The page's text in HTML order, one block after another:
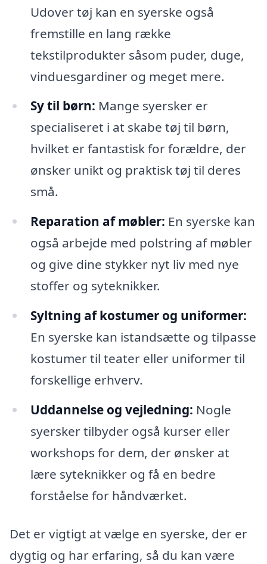
Udover tøj kan en syerske også
fremstille en lang række
tekstilprodukter såsom puder, duge,
vinduesgardiner og meget mere.
Sy til børn: Mange syersker er
specialiseret i at skabe tøj til børn,
hvilket er fantastisk for forældre, der
ønsker unikt og praktisk tøj til deres
små.
Reparation af møbler: En syerske kan
også arbejde med polstring af møbler
og give dine stykker nyt liv med nye
stoffer og syteknikker.
Syltning af kostumer og uniformer:
En syerske kan istandsætte og tilpasse
kostumer til teater eller uniformer til
forskellige erhverv.
Uddannelse og vejledning: Nogle
syersker tilbyder også kurser eller
workshops for dem, der ønsker at
lære syteknikker og få en bedre
forståelse for håndværket.
Det er vigtigt at vælge en syerske, der er
dygtig og har erfaring, så du kan være